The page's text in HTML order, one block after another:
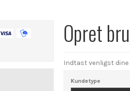
Opret
Indtast venligst
Kundetype